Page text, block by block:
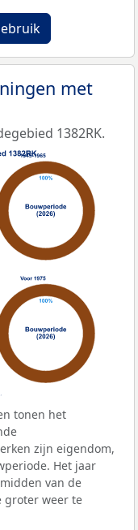
met
1382RK.
tonen het
zijn eigendom,
Het jaar
van de
groter weer te